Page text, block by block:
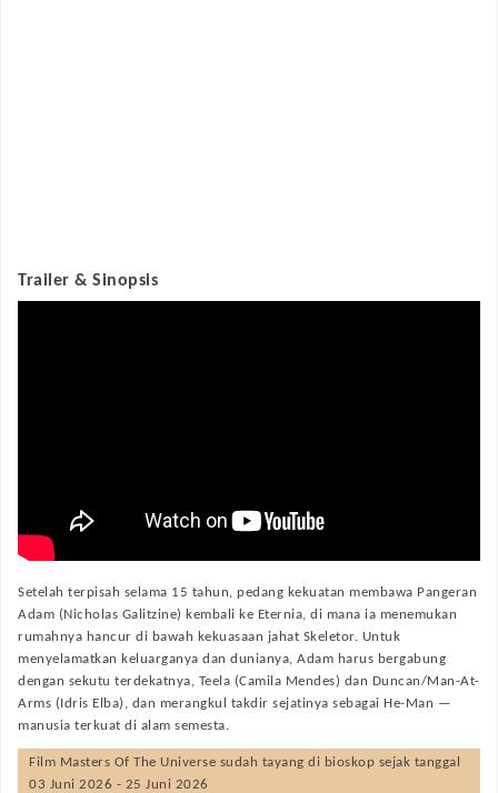
Trailer & Sinopsis
Setelah terpisah selama 15 tahun, pedang kekuatan membawa Pangeran
Adam (Nicholas Galitzine) kembali ke Eternia, di mana ia menemukan
rumahnya hancur di bawah kekuasaan jahat Skeletor. Untuk
menyelamatkan keluarganya dan dunianya, Adam harus bergabung
dengan sekutu terdekatnya, Teela (Camila Mendes) dan Duncan/Man-At-
Arms (Idris Elba), dan merangkul takdir sejatinya sebagai He-Man —
manusia terkuat di alam semesta.
Film Masters Of The Universe sudah tayang di bioskop sejak tanggal
03 Juni 2026 - 25 Juni 2026